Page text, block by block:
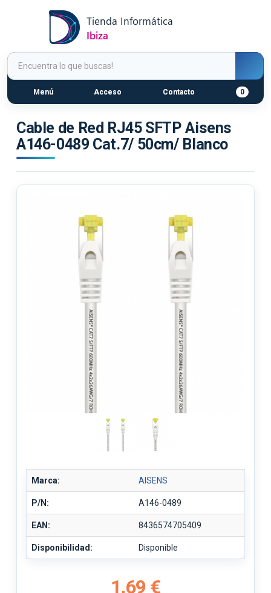
Menú Acceso Contacto 0
Cable de Red RJ45 SFTP Aisens
A146-0489 Cat.7/ 50cm/ Blanco
Marca: AISENS
P/N: A146-0489
EAN: 8436574705409
Disponibilidad: Disponible
1,69 €